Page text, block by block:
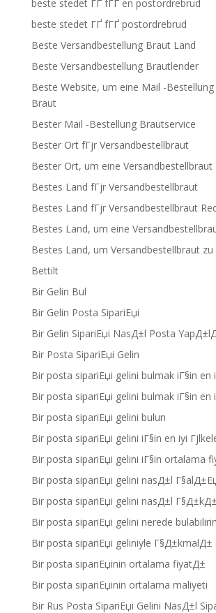
beste stedet ГҐ fГҐ en postordrebrud
beste stedet ГҐ fГҐ postordrebrud
Beste Versandbestellung Braut Land
Beste Versandbestellung Brautlender
Beste Website, um eine Mail -
Braut
Bester Mail -Bestellung Brautservice
Bester Ort fГјr Versandbestellbraut
Bester Ort, um eine Versandbestellbraut
Bestes Land fГјr Versandbestellbraut
Bestes Land fГјr Versandbestellbraut
Bestes Land, um eine
Bestes Land, um Versandbestellbraut zu
Bettilt
Bir Gelin Bul
Bir Gelin Posta SipariЕџi
Bir Gelin SipariЕџi NasД±l Posta
Bir Posta SipariЕџi Gelin
Bir posta sipariЕџi gelini bulmak iГ§in en
Bir posta sipariЕџi gelini bulmak iГ§in en
Bir posta sipariЕџi gelini bulun
Bir posta sipariЕџi gelini iГ§in en iyi
Bir posta sipariЕџi gelini iГ§in ortalama
Bir posta sipariЕџi gelini nasД±l
Bir posta sipariЕџi gelini nasД±l
Bir posta sipariЕџi gelini nerede
Bir posta sipariЕџi geliniyle
Bir posta sipariЕџinin ortalama fiyatД±
Bir posta sipariЕџinin ortalama maliyeti
Bir Rus Posta SipariЕџi Gelini NasД±l